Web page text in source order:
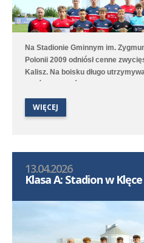
Na Stadionie Gminnym im.
Polonii 2009 odniósł cenne
Kalisz. Na boisku długo
choć to Poloniści byli stroną
taktyczny przed polem karnym i
wzrosła aż w 76. minucie gola na
średzka drużyna zdobyła gola na
dobrym dośrodkowaniu
WIĘCEJ
13.04.2026
Klasa A: Stadion w